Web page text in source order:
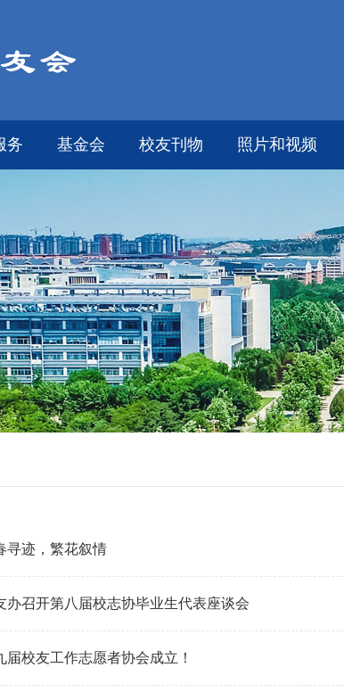
务 基金会 校友刊物 照片和视频
寻迹，繁花叙情
办召开第八届校志协毕业生代表座谈会
届校友工作志愿者协会成立！